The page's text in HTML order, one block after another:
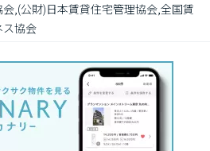
,(公財)日本賃貸住宅管理協会,全国賃
協会